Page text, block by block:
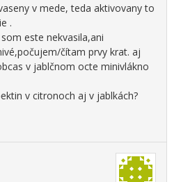
v mede, teda aktivovany to
.
este nekvasila,ani
čítam prvy krat. aj
v jablčnom octe minivlákno
v citronoch aj v jablkách?